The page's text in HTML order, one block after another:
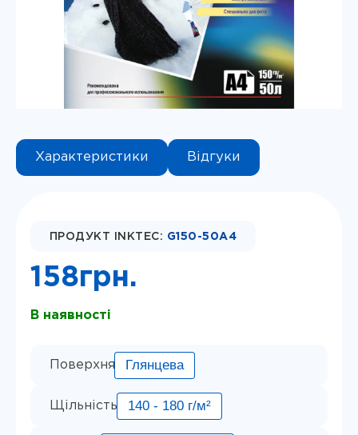
Telegram Viber
Характеристики Відгуки
ПРОДУКТ INKTEC: G150-50A4
158грн.
В наявності
Поверхня Глянцева
Щільність 140 - 180 г/м²